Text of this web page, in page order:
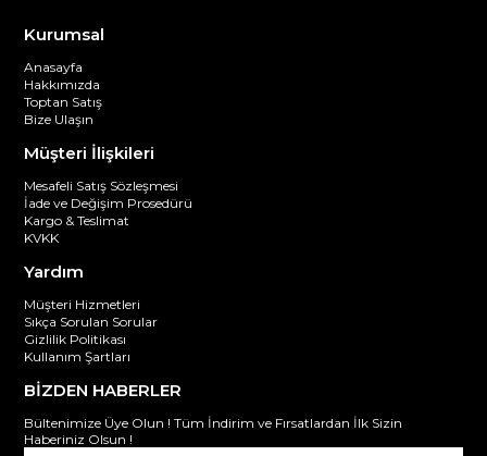
Kurumsal
Anasayfa
Hakkımızda
Toptan Satış
Bize Ulaşın
Müşteri İlişkileri
Mesafeli Satış Sözleşmesi
İade ve Değişim Prosedürü
Kargo & Teslimat
KVKK
Yardım
Müşteri Hizmetleri
Sıkça Sorulan Sorular
Gizlilik Politikası
Kullanım Şartları
BİZDEN HABERLER
Bültenimize Üye Olun ! Tüm İndirim ve Fırsatlardan İlk Sizin
Haberiniz Olsun !